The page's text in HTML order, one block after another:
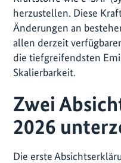
herzustellen. Diese
Änderungen an
allen derzeit
die tiefgreifendsten
Skalierbarkeit.
Zwei
2026
Die erste